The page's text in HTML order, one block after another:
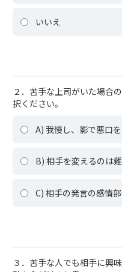
いいえ
２．苦手な上司がいた場合
択ください。
A) 我慢し、影で悪口
B) 相手を変えるのは
C) 相手の発言の感情
３．苦手な人でも相手に興